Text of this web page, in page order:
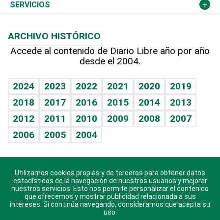
Economía personal
Podcast Arte Libre
Hablando con el pediatra
Vida y familia
Eñe
Celebrando la vida
Sin complejos
En pocas palabras
Escuchando al corazón
Economía Personal
Más deportes
Línea de hit
TBT Deportivo
Columnistas
Más firmas
Cambio climático
Opinión
Hecho en casa
Guía del dinero
SERVICIOS
Cumpleaños
Horóscopos
Crucigramas
ARCHIVO HISTÓRICO
Accede al contenido de Diario Libre año por año
desde el 2004.
2024 2023 2022 2021 2020
2019
2018
2017 2016 2015 2014
2013
2012
2011 2010 2009 2008
2007
2006
2005 2004
Descarga nuestras aplicaciones para Android, iOS y
sistema Huawei.
Utilizamos cookies propias y de terceros para obtener datos
estadísticos de la navegación de nuestros usuarios y mejorar
nuestros servicios. Esto nos permite personalizar el contenido
que ofrecemos y mostrar publicidad relacionada a sus
intereses. Si continúa navegando, consideramos que acepta su
uso.